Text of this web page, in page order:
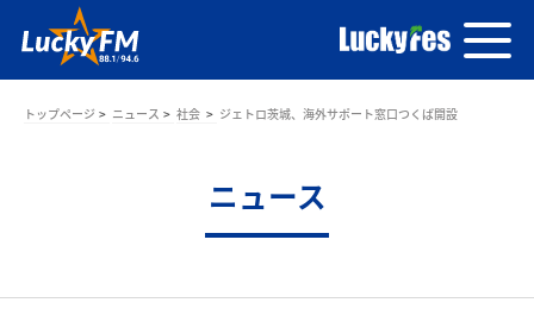
トップページ ニュース 社会 ジェトロ茨城、海外サポート窓口つくば開設
ニュース